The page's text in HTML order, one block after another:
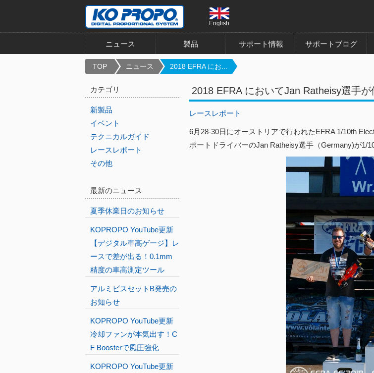
English
ニュース 製品 サポート情報 サポートブログ
TOP ニュース 2018 EFRA にお...
2018 EFRA においてJan Ratheisy選手が
レースレポート
6月28-30日にオーストリアで行われたEFRA 1/10th
ポートドライバーのJan Ratheisy選手（Germany)が1/
カテゴリ
新製品
イベント
テクニカルガイド
レースレポート
その他
最新のニュース
夏季休業日のお知らせ
KOPROPO YouTube更新
【デジタル車高ゲージ】レ
ースで差が出る！0.1mm
精度の車高測定ツール
アルミビスセットB発売の
お知らせ
KOPROPO YouTube更新
冷却ファンが本気出す！C
F Boosterで風圧強化
KOPROPO YouTube更新